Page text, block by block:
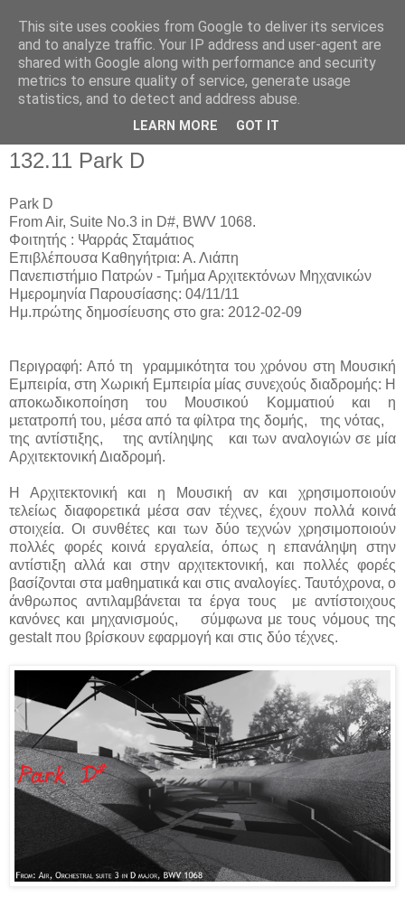
132.11 Park D
Park D
From Air, Suite No.3 in D#, BWV 1068.
Φοιτητής : Ψαρράς Σταμάτιος
Επιβλέπουσα Καθηγήτρια: Α. Λιάπη
Πανεπιστήμιο Πατρών - Τμήμα Αρχιτεκτόνων Μηχανικών
Ημερομηνία Παρουσίασης: 04/11/11
Ημ.πρώτης δημοσίευσης στο gra: 2012-02-09
Περιγραφή: Από τη γραμμικότητα του χρόνου στη Μουσική
Εμπειρία, στη Χωρική Εμπειρία μίας συνεχούς διαδρομής: Η
αποκωδικοποίηση του Μουσικού Κομματιού και η
μετατροπή του, μέσα από τα φίλτρα της δομής, της νότας,
της αντίστιξης, της αντίληψης και των αναλογιών σε μία
Αρχιτεκτονική Διαδρομή.
Η Αρχιτεκτονική και η Μουσική αν και χρησιμοποιούν
τελείως διαφορετικά μέσα σαν τέχνες, έχουν πολλά κοινά
στοιχεία. Οι συνθέτες και των δύο τεχνών χρησιμοποιούν
πολλές φορές κοινά εργαλεία, όπως η επανάληψη στην
αντίστιξη αλλά και στην αρχιτεκτονική, και πολλές φορές
βασίζονται στα μαθηματικά και στις αναλογίες. Ταυτόχρονα, ο
άνθρωπος αντιλαμβάνεται τα έργα τους με αντίστοιχους
κανόνες και μηχανισμούς, σύμφωνα με τους νόμους της
gestalt που βρίσκουν εφαρμογή και στις δύο τέχνες.
This site uses cookies from Google to deliver its services
and to analyze traffic. Your IP address and user-agent are
shared with Google along with performance and security
metrics to ensure quality of service, generate usage
statistics, and to detect and address abuse.
LEARN MORE GOT IT